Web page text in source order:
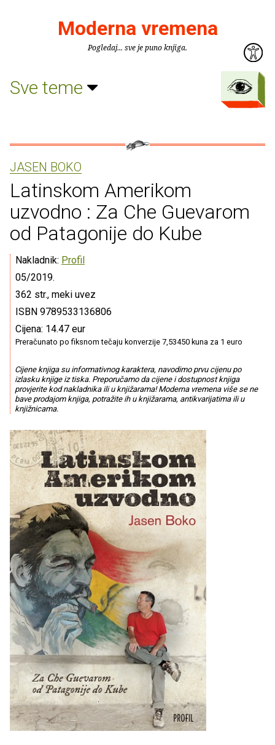
Moderna vremena
Pogledaj... sve je puno knjiga.
Sve teme
JASEN BOKO
Latinskom Amerikom
uzvodno : Za Che Guevarom
od Patagonije do Kube
Nakladnik: Profil
05/2019.
362 str., meki uvez
ISBN 9789533136806
Cijena: 14.47 eur
Preračunato po fiksnom tečaju konverzije 7,53450 kuna za 1 euro
Cijene knjiga su informativnog karaktera, navodimo prvu cijenu po
izlasku knjige iz tiska. Preporučamo da cijene i dostupnost knjiga
provjerite kod nakladnika ili u knjižarama! Moderna vremena više se ne
bave prodajom knjiga, potražite ih u knjižarama, antikvarijatima ili u
knjižnicama.